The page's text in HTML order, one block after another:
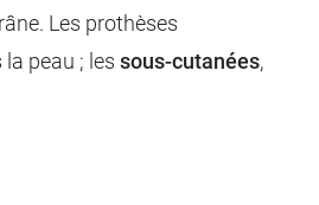
Les prothèses
peau ; les sous-cutanées,